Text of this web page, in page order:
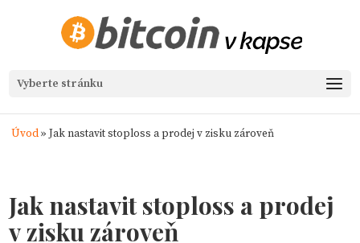
Vyberte stránku
Úvod» Jak nastavit stoploss a prodej v zisku zároveň
Jak nastavit stoploss a prodej
v zisku zároveň